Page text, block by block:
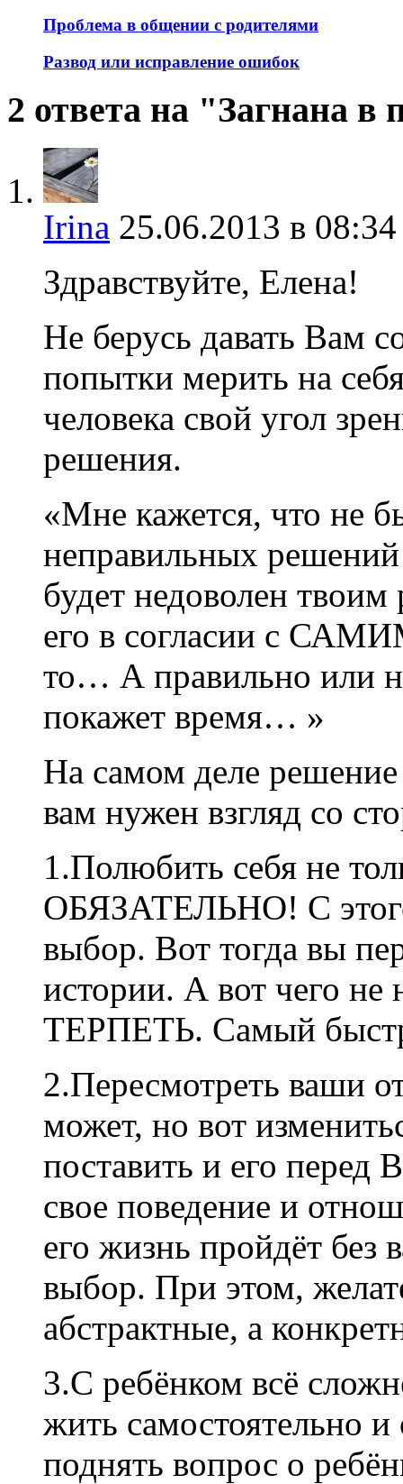
Проблема в общении с родителями
Развод или исправление ошибок
2 ответа на "Загнана в
Irina 25.06.2013 в
Здравствуйте, Елена!
Не берусь давать Вам
попытки мерить на
человека свой угол
решения.
«Мне кажется, что не
неправильных
будет недоволен
его в согласии с
то… А правильно или
покажет время… »
На самом деле решение
вам нужен взгляд со
1.Полюбить себя не
ОБЯЗАТЕЛЬНО! С
выбор. Вот тогда вы
истории. А вот чего не
ТЕРПЕТЬ. Самый
2.Пересмотреть ваши
может, но вот
поставить и его
свое поведение и
его жизнь пройдёт без
выбор. При этом,
абстрактные, а
3.С ребёнком всё
жить самостоятельно
поднять вопрос о